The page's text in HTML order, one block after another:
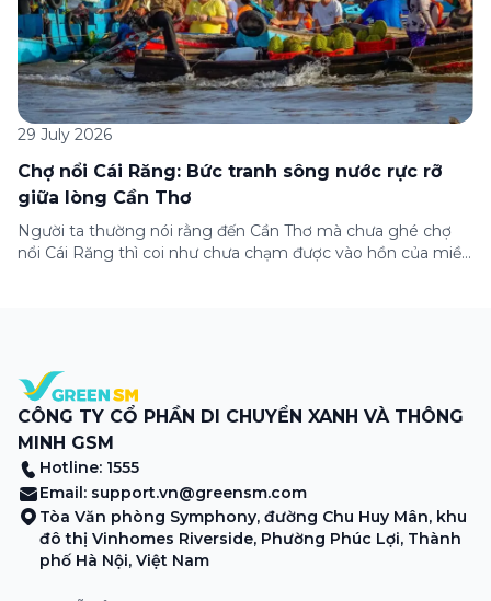
29 July 2026
Chợ nổi Cái Răng: Bức tranh sông nước rực rỡ
giữa lòng Cần Thơ
Người ta thường nói rằng đến Cần Thơ mà chưa ghé chợ
nổi Cái Răng thì coi như chưa chạm được vào hồn của miền
CÔNG TY CỔ PHẦN DI CHUYỂN XANH VÀ THÔNG
MINH GSM
Hotline: 1555
Email: support.vn@greensm.com
Tòa Văn phòng Symphony, đường Chu Huy Mân, khu
đô thị Vinhomes Riverside, Phường Phúc Lợi, Thành
phố Hà Nội, Việt Nam